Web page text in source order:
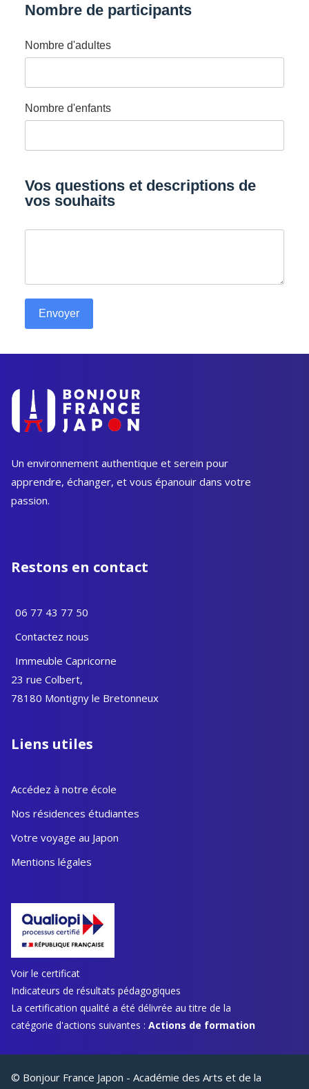
Nombre de participants
Nombre d'adultes
Nombre d'enfants
Vos questions et descriptions de
vos souhaits
Envoyer
Un environnement authentique et serein pour
apprendre, échanger, et vous épanouir dans votre
passion.
Restons en contact
06 77 43 77 50
Contactez nous
Immeuble Capricorne
23 rue Colbert,
78180 Montigny le Bretonneux
Liens utiles
Accédez à notre école
Nos résidences étudiantes
Votre voyage au Japon
Mentions légales
Voir le certificat
Indicateurs de résultats pédagogiques
La certification qualité a été délivrée au titre de la
catégorie d'actions suivantes : Actions de formation
© Bonjour France Japon - Académie des Arts et de la